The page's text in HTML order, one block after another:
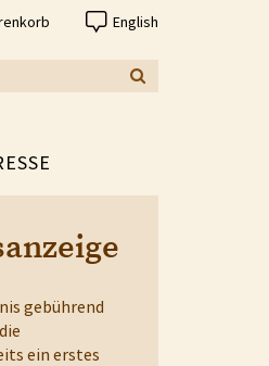
English
gebührend
ein erstes